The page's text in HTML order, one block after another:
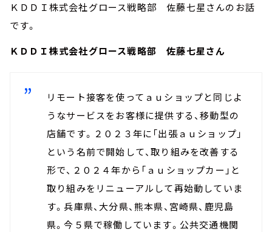
ＫＤＤＩ株式会社グロース戦略部 佐藤七星さんのお話
です。
ＫＤＤＩ株式会社グロース戦略部 佐藤七星さん
リモート接客を使ってａｕショップと同じよ
うなサービスをお客様に提供する、移動型の
店舗です。２０２３年に「出張ａｕショップ」
という名前で開始して、取り組みを改善する
形で、２０２４年から「ａｕショップカー」と
取り組みをリニューアルして再始動していま
す。兵庫県、大分県、熊本県、宮崎県、鹿児島
県。今５県で稼働しています。公共交通機関